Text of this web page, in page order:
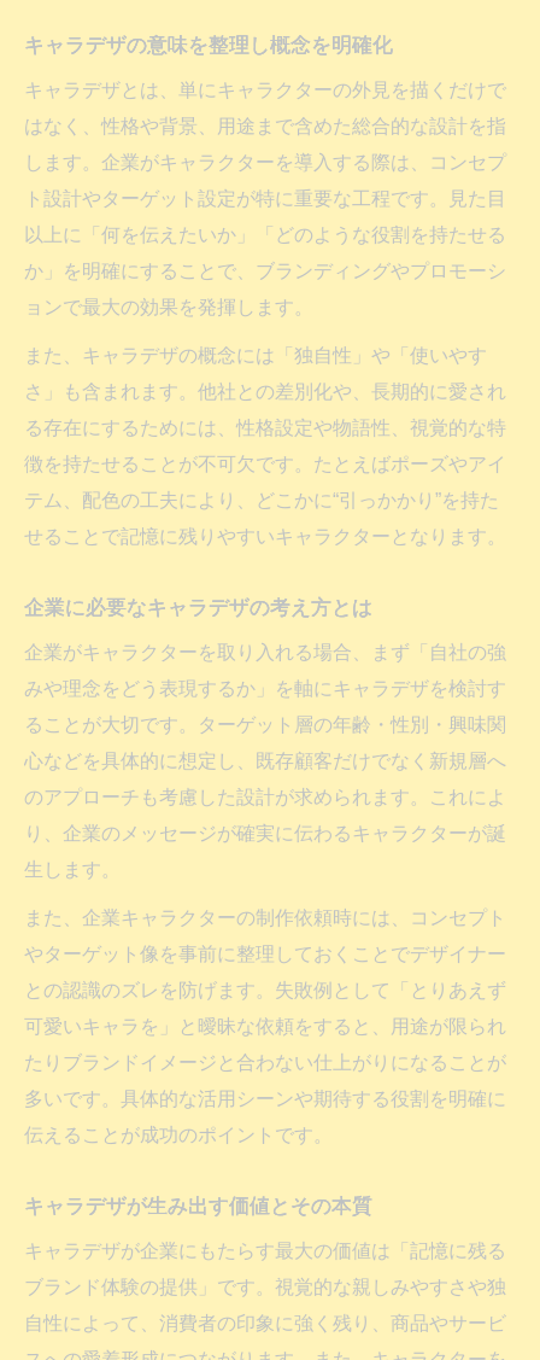
キャラクター三要素とは何か明快に解説
キャラデザで重要な三要素をわかりやすく
解説
キャラクター三要素の具体的な内容と役割
キャラデザにおける三要素の組み立て方
企業キャラデザに生きる三要素のポイント
企業におけるキャラデザ活用の実務的効果
キャラデザが与えるブランド価値向上の理
由
キャラデザ導入時に意識すべき実務ポイン
キャラデザ活用が企業戦略に与える影響
キャラデザの意味を整理し概念を明確化
キャラデザとは、単にキャラクターの外見を描くだけで
はなく、性格や背景、用途まで含めた総合的な設計を指
します。企業がキャラクターを導入する際は、コンセプ
ト設計やターゲット設定が特に重要な工程です。見た目
以上に「何を伝えたいか」「どのような役割を持たせる
か」を明確にすることで、ブランディングやプロモーシ
ョンで最大の効果を発揮します。
また、キャラデザの概念には「独自性」や「使いやす
さ」も含まれます。他社との差別化や、長期的に愛され
る存在にするためには、性格設定や物語性、視覚的な特
徴を持たせることが不可欠です。たとえばポーズやアイ
テム、配色の工夫により、どこかに“引っかかり”を持た
せることで記憶に残りやすいキャラクターとなります。
企業に必要なキャラデザの考え方とは
企業がキャラクターを取り入れる場合、まず「自社の強
みや理念をどう表現するか」を軸にキャラデザを検討す
ることが大切です。ターゲット層の年齢・性別・興味関
心などを具体的に想定し、既存顧客だけでなく新規層へ
のアプローチも考慮した設計が求められます。これによ
り、企業のメッセージが確実に伝わるキャラクターが誕
生します。
また、企業キャラクターの制作依頼時には、コンセプト
やターゲット像を事前に整理しておくことでデザイナー
との認識のズレを防げます。失敗例として「とりあえず
可愛いキャラを」と曖昧な依頼をすると、用途が限られ
たりブランドイメージと合わない仕上がりになることが
多いです。具体的な活用シーンや期待する役割を明確に
伝えることが成功のポイントです。
キャラデザが生み出す価値とその本質
キャラデザが企業にもたらす最大の価値は「記憶に残る
ブランド体験の提供」です。視覚的な親しみやすさや独
自性によって、消費者の印象に強く残り、商品やサービ